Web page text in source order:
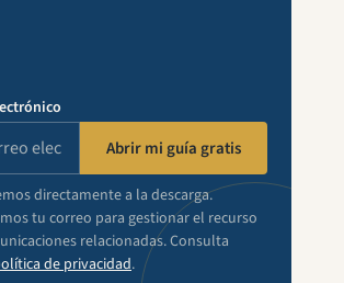
Abrir mi guía gratis
directamente a la descarga.
tu correo para gestionar el recurso
relacionadas. Consulta
de privacidad.